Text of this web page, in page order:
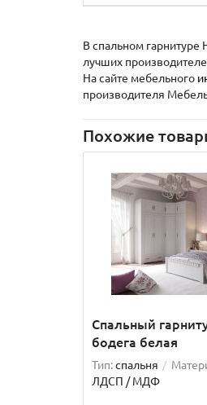
В спальном гарнитуре
лучших
На сайте мебельного
производителя
Похожие
Спальный
бодега белая
Тип:спальня
ЛДСП / МДФ